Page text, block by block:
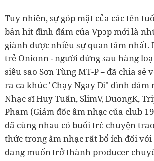
Tuy nhiên, sự góp mặt của các tên
bản hit đình đám của Vpop mới là
giành được nhiều sự quan tâm nhất.
trẻ Onionn -người đứng sau hàng
siêu sao Sơn Tùng MT-P – đã chia sẻ
ra ca khúc "Chạy Ngay Đi" đình đám
Nhạc sĩ Huy Tuấn,SlimV, DuongK,
Pham (Giám đốc âm nhạc của club
đã cùng nhau có buổi trò chuyện
thức trong âm nhạc rất bổ ích đối với
đang muốn trở thành producer